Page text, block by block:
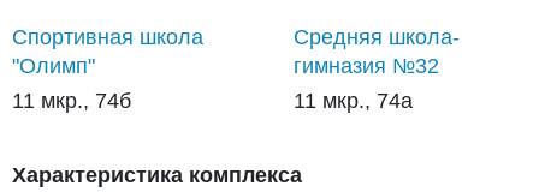
Спортивная школа
"Олимп"
11 мкр., 74б
Средняя школа-
гимназия №32
11 мкр., 74а
Характеристика комплекса